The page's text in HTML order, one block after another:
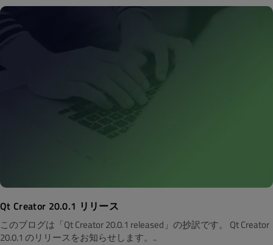
Qt Creator 20.0.1 リリース
このブログは「Qt Creator 20.0.1 released」の抄訳です。 Qt Creator
20.0.1 のリリースをお知らせします。..